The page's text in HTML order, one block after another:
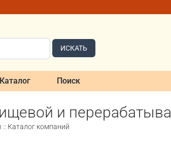
ИСКАТЬ
Каталог Поиск
и
:: Каталог компаний